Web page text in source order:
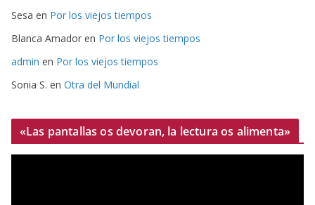
Sesa en Por los viejos tiempos
Blanca Amador en Por los viejos tiempos
admin en Por los viejos tiempos
Sonia S. en Otra del Mundial
«Las pantallas os devoran, la lectura os alimenta»